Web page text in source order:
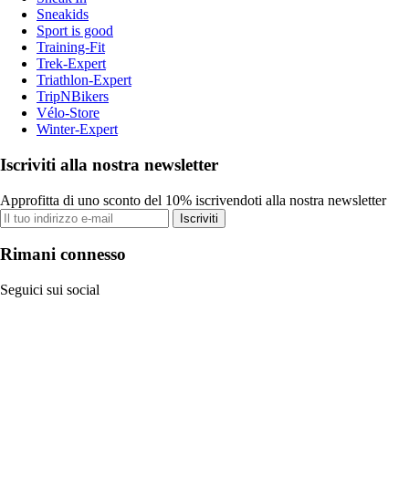
Sneakids
Sport is good
Training-Fit
Trek-Expert
Triathlon-Expert
TripNBikers
Vélo-Store
Winter-Expert
Iscriviti alla nostra newsletter
Approfitta di uno sconto del 10% iscrivendoti alla nostra newsletter
Iscriviti
Rimani connesso
Seguici sui social